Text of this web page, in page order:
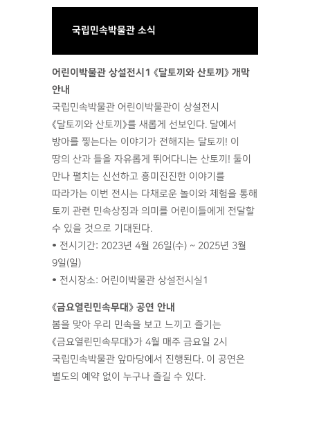
국립민속박물관 소식
어린이박물관 상설전시1 《달토끼와 산토끼》 개막
안내
국립민속박물관 어린이박물관이 상설전시
《달토끼와 산토끼》를 새롭게 선보인다. 달에서
방아를 찧는다는 이야기가 전해지는 달토끼! 이
땅의 산과 들을 자유롭게 뛰어다니는 산토끼! 둘이
만나 펼치는 신선하고 흥미진진한 이야기를
따라가는 이번 전시는 다채로운 놀이와 체험을 통해
토끼 관련 민속상징과 의미를 어린이들에게 전달할
수 있을 것으로 기대된다.
• 전시기간: 2023년 4월 26일(수) ~ 2025년 3월
9일(일)
• 전시장소: 어린이박물관 상설전시실1
《금요열린민속무대》 공연 안내
봄을 맞아 우리 민속을 보고 느끼고 즐기는
《금요열린민속무대》가 4월 매주 금요일 2시
국립민속박물관 앞마당에서 진행된다. 이 공연은
별도의 예약 없이 누구나 즐길 수 있다.